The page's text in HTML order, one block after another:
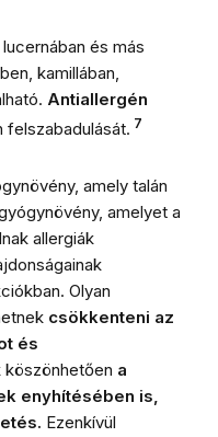
és más
kamillában,
Antiallergén
felszabadulását. 7
amely talán
amelyet a
allergiák
Olyan
csökkenteni az
és
köszönhetően a
enyhítésében is,
Ezenkívül